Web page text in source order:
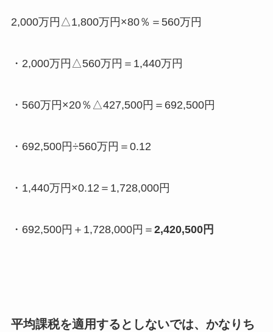
2,000万円△1,800万円×80％＝560万円
・2,000万円△560万円＝1,440万円
・560万円×20％△427,500円＝692,500円
・692,500円÷560万円＝0.12
・1,440万円×0.12＝1,728,000円
・692,500円＋1,728,000円＝ 2,420,500円
平均課税を適用するとしないでは、かなりち